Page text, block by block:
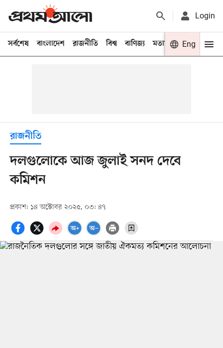
Login
সর্বশেষ বাংলাদেশ রাজনীতি বিশ্ব বাণিজ্য মতামত খেলা
Eng
রাজনীতি
দলগুলোকে আজ জুলাই সনদ দেবে
কমিশন
প্রকাশ: ১৪ অক্টোবর ২০২৫, ০৩: ৪৭